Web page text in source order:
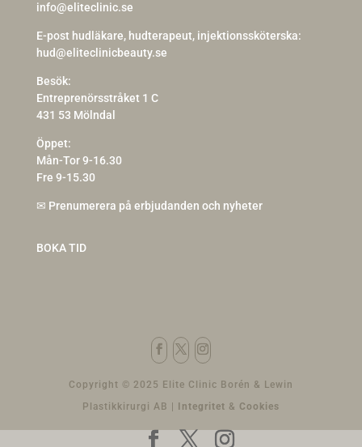
info@eliteclinic.se
E-post hudläkare, hudterapeut, injektionssköterska:
hud@eliteclinicbeauty.se
Besök:
Entreprenörsstråket 1 C
431 53 Mölndal
Öppet:
Mån-Tor 9-16.30
Fre 9-15.30
✉ Prenumerera på erbjudanden och nyheter
BOKA TID
Copyright © 2025 Elite Clinic Borén & Lewin
Plastikkirurgi AB |
Integritet & Cookies